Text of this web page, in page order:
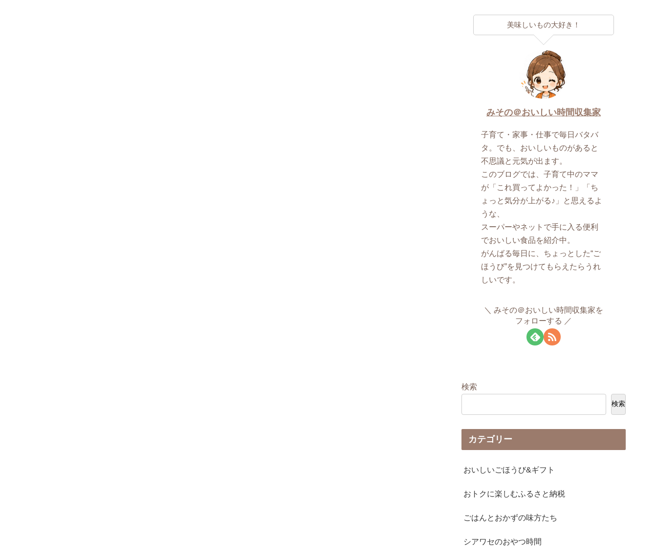
美味しいもの大好き！
みその＠おいしい時間収集家
子育て・家事・仕事で毎日バタバ
タ。でも、おいしいものがあると
不思議と元気が出ます。
このブログでは、子育て中のママ
が「これ買ってよかった！」「ち
ょっと気分が上がる♪」と思えるよ
うな、
スーパーやネットで手に入る便利
でおいしい食品を紹介中。
がんばる毎日に、ちょっとした“ご
ほうび”を見つけてもらえたらうれ
しいです。
みその＠おいしい時間収集家を
フォローする
検索
検索
カテゴリー
おいしいごほうび&ギフト
おトクに楽しむふるさと納税
ごはんとおかずの味方たち
シアワセのおやつ時間